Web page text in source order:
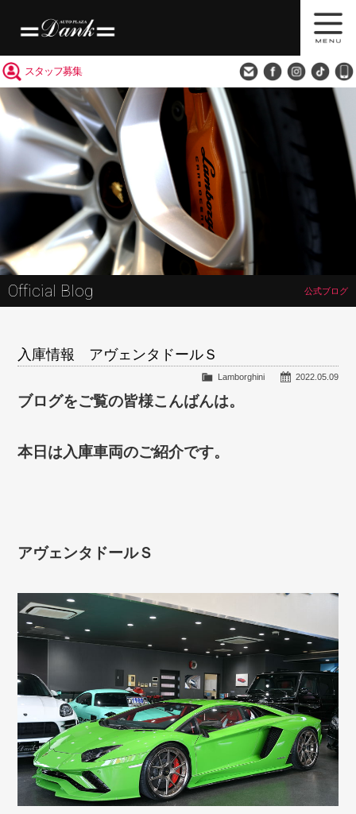
スタッフ募集
Official Blog 公式ブログ
入庫情報 アヴェンタドールＳ
2022.05.09
Lamborghini
ブログをご覧の皆様こんばんは。
本日は入庫車両のご紹介です。
アヴェンタドールＳ